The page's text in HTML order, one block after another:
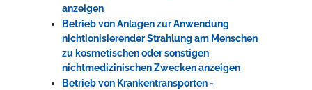
anzeigen
Betrieb von Anlagen zur Anwendung
nichtionisierender Strahlung am Menschen
zu kosmetischen oder sonstigen
nichtmedizinischen Zwecken anzeigen
Betrieb von Krankentransporten -